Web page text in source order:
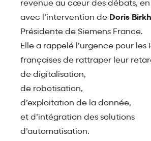
revenue au cœur des débats,
avec l’intervention de Doris
Présidente de Siemens France.
Elle a rappelé l’urgence pour les
françaises de rattraper leur
de digitalisation,
de robotisation,
d’exploitation de la donnée,
et d’intégration des solutions
d’automatisation.